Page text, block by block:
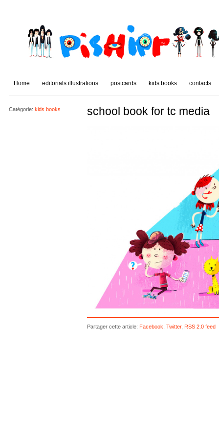
Home editorials illustrations postcards kids books contacts
Catégorie: kids books school book for tc media
Partager cette article: Facebook Twitter, RSS 2.0 feed